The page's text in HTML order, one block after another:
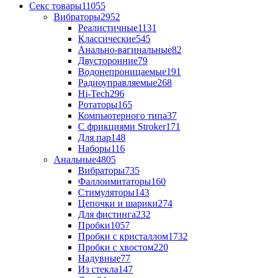
Секс товары11055
Вибраторы2952
Реалистичные1131
Классические545
Анально-вагинальные82
Двусторонние79
Водонепроницаемые191
Радиоуправляемые268
Hi-Tech296
Ротаторы165
Компьютерного типа37
С фрикциями Stroker171
Для пар148
Наборы116
Анальные4805
Вибраторы735
Фаллоимитаторы160
Стимуляторы143
Цепочки и шарики274
Для фистинга232
Пробки1057
Пробки с кристаллом1732
Пробки с хвостом220
Надувные77
Из стекла147